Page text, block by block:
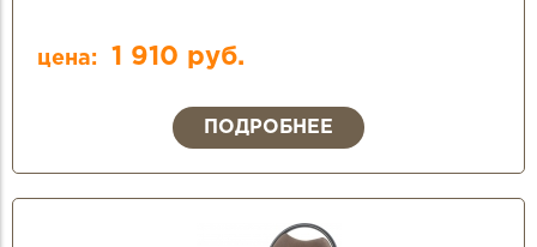
цена: 1 910 руб.
ПОДРОБНЕЕ